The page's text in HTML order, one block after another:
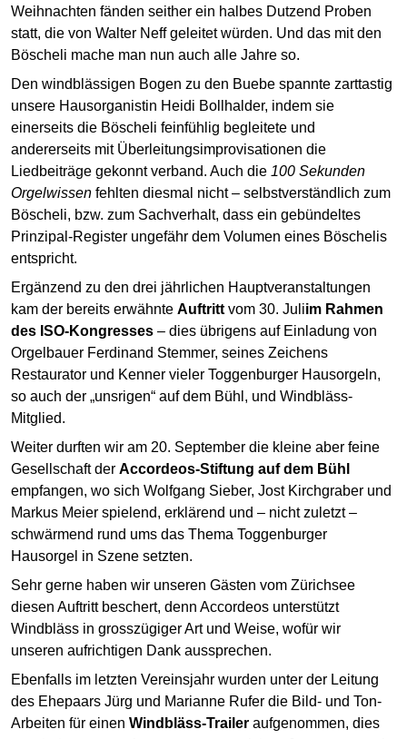
Weihnachten fänden seither ein halbes Dutzend Proben
statt, die von Walter Neff geleitet würden. Und das mit den
Böscheli mache man nun auch alle Jahre so.
Den windblässigen Bogen zu den Buebe spannte zarttastig
unsere Hausorganistin Heidi Bollhalder, indem sie
einerseits die Böscheli feinfühlig begleitete und
andererseits mit Überleitungsimprovisationen die
Liedbeiträge gekonnt verband. Auch die 100 Sekunden
Orgelwissen fehlten diesmal nicht – selbstverständlich zum
Böscheli, bzw. zum Sachverhalt, dass ein gebündeltes
Prinzipal-Register ungefähr dem Volumen eines Böschelis
entspricht.
Ergänzend zu den drei jährlichen Hauptveranstaltungen
kam der bereits erwähnte Auftritt vom 30. Juliim Rahmen
des ISO-Kongresses – dies übrigens auf Einladung von
Orgelbauer Ferdinand Stemmer, seines Zeichens
Restaurator und Kenner vieler Toggenburger Hausorgeln,
so auch der „unsrigen“ auf dem Bühl, und Windbläss-
Mitglied.
Weiter durften wir am 20. September die kleine aber feine
Gesellschaft der Accordeos-Stiftung auf dem Bühl
empfangen, wo sich Wolfgang Sieber, Jost Kirchgraber und
Markus Meier spielend, erklärend und – nicht zuletzt –
schwärmend rund ums das Thema Toggenburger
Hausorgel in Szene setzten.
Sehr gerne haben wir unseren Gästen vom Zürichsee
diesen Auftritt beschert, denn Accordeos unterstützt
Windbläss in grosszügiger Art und Weise, wofür wir
unseren aufrichtigen Dank aussprechen.
Ebenfalls im letzten Vereinsjahr wurden unter der Leitung
des Ehepaars Jürg und Marianne Rufer die Bild- und Ton-
Arbeiten für einen Windbläss-Trailer aufgenommen, dies